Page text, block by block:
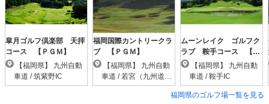
皐月ゴルフ倶楽部 天拝
コース 【ＰＧＭ】
車道 / 筑紫野IC
福岡国際カントリークラ
ブ 【ＰＧＭ】
車道 / 若宮（九州道）I
C
ムーンレイク ゴルフク
ラブ 鞍手コース 【Ｐ
ＧＭ】
車道 / 鞍手IC
福岡県のゴルフ場一覧を見る